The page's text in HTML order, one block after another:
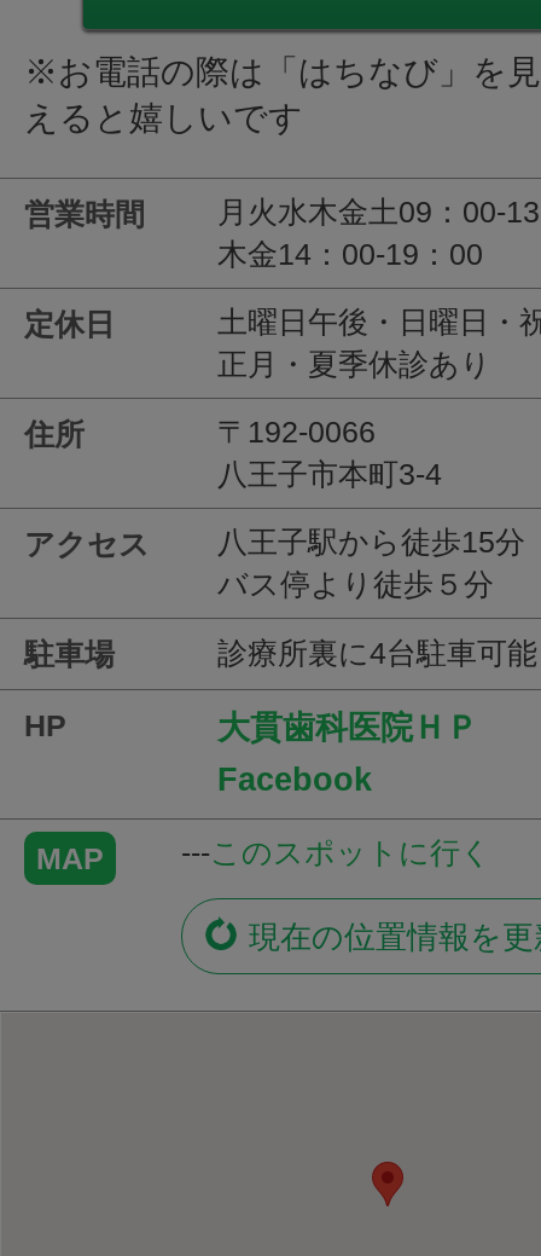
※お電話の際は「はちなび」を
えると嬉しいです
営業時間
月火水木金土09：00-
木金14：00-19：00
定休日
土曜日午後・日曜日・
正月・夏季休診あり
住所
〒192-0066
八王子市本町3-4
アクセス
八王子駅から徒歩15
バス停より徒歩５分
駐車場 診療所裏に4台駐車可能
HP
大貫歯科医院ＨＰ
Facebook
MAP ---このスポットに行く
現在の位置情報を